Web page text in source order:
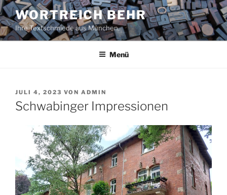
Zum
Inhalt
springen
WORTREICH BEHR
Ihre Textschmiede aus München.
Menü
VERÖFFENTLICHT
AM
JULI 4, 2023 VON ADMIN
Schwabinger Impressionen